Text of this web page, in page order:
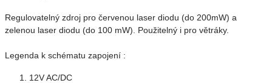
Regulovatelný zdroj pro červenou laser diodu (do 200mW) a
zelenou laser diodu (do 100 mW). Použitelný i pro větráky.
Legenda k schématu zapojení :
12V AC/DC